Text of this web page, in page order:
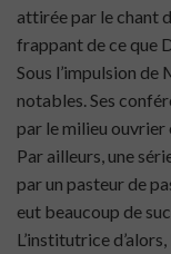
attirée par le chant
frappant de ce que
Sous l’impulsion
notables. Ses
par le milieu ouvrier
Par ailleurs, une
par un pasteur de
eut beaucoup de
L’institutrice